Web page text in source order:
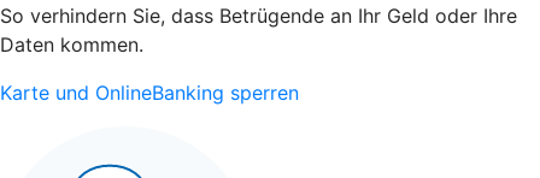
So verhindern Sie, dass Betrügende an Ihr Geld oder Ihre
Daten kommen.
Karte und OnlineBanking sperren